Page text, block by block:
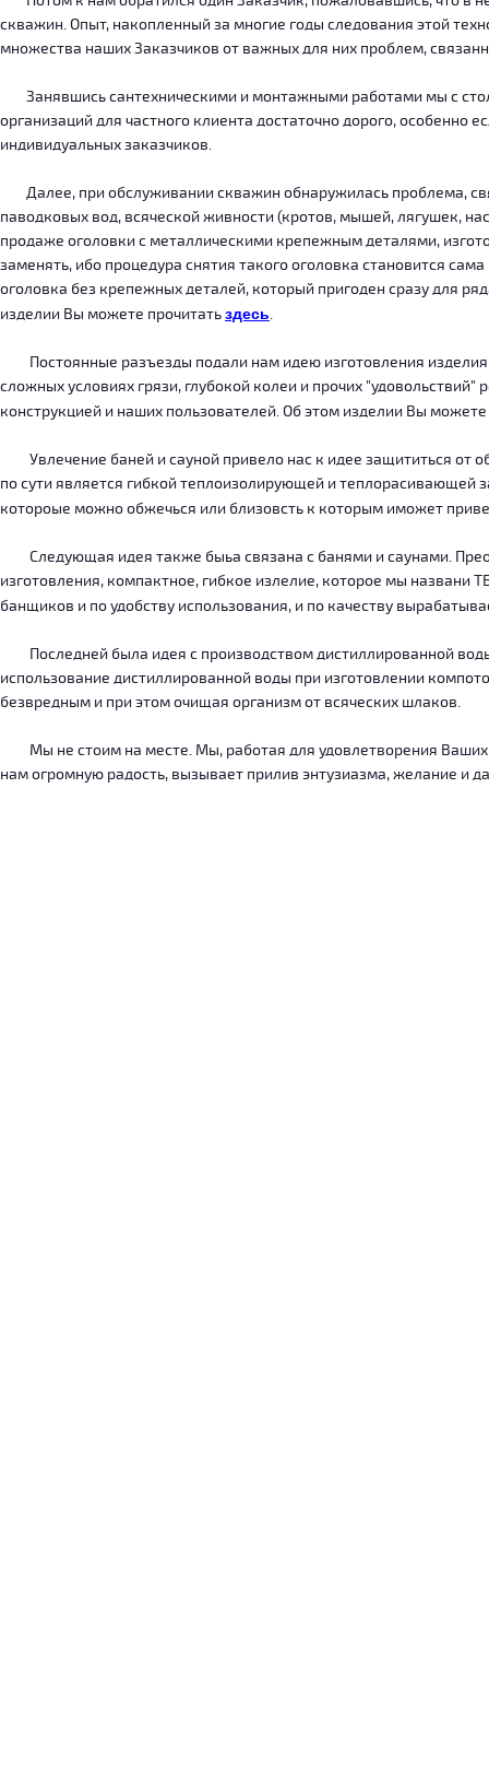
скважин. Опыт, накопленный за многие годы следования этой
множества наших Заказчиков от важных для них проблем,
Занявшись сантехническими и монтажными работами мы с
организаций для частного клиента достаточно дорого, особенно
индивидуальных заказчиков.
Далее, при обслуживании скважин обнаружилась проблема,
паводковых вод, всяческой живности (кротов, мышей, лягушек,
продаже оголовки с металлическими крепежным деталями,
заменять, ибо процедура снятия такого оголовка становится
оголовка без крепежных деталей, который пригоден сразу для
изделии Вы можете прочитатьздесь.
Постоянные разъезды подали нам идею изготовления
сложных условиях грязи, глубокой колеи и прочих
конструкцией и наших пользователей. Об этом изделии Вы
Увлечение баней и сауной привело нас к идее защититься от
по сути является гибкой теплоизолирующей и теплорасивающей
котороые можно обжечься или близовсть к которым иможет
Следующая идея также быьа связана с банями и саунами.
изготовления, компактное, гибкое излелие, которое мы
банщиков и по удобству использования, и по качеству
Последней была идея с производством дистиллированной
использование дистиллированной воды при изготовлении
безвредным и при этом очищая организм от всяческих шлаков.
Мы не стоим на месте. Мы, работая для удовлетворения Ваших
нам огромную радость, вызывает прилив энтузиазма, желание и